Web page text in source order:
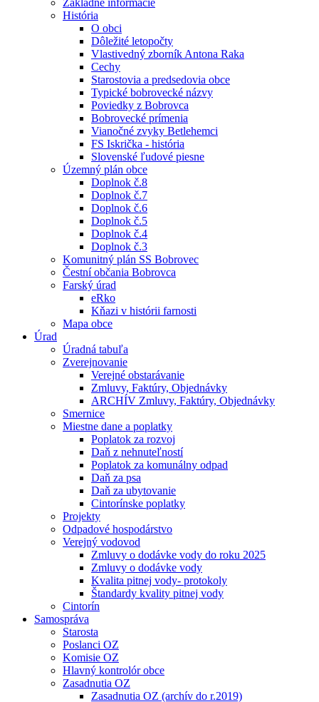
Základné informácie
História
O obci
Dôležité letopočty
Vlastivedný zborník Antona Raka
Cechy
Starostovia a predsedovia obce
Typické bobrovecké názvy
Poviedky z Bobrovca
Bobrovecké prímenia
Vianočné zvyky Betlehemci
FS Iskrička - história
Slovenské ľudové piesne
Územný plán obce
Doplnok č.8
Doplnok č.7
Doplnok č.6
Doplnok č.5
Doplnok č.4
Doplnok č.3
Komunitný plán SS Bobrovec
Čestní občania Bobrovca
Farský úrad
eRko
Kňazi v histórii farnosti
Mapa obce
Úrad
Úradná tabuľa
Zverejnovanie
Verejné obstarávanie
Zmluvy, Faktúry, Objednávky
ARCHÍV Zmluvy, Faktúry, Objednávky
Smernice
Miestne dane a poplatky
Poplatok za rozvoj
Daň z nehnuteľností
Poplatok za komunálny odpad
Daň za psa
Daň za ubytovanie
Cintorínske poplatky
Projekty
Odpadové hospodárstvo
Verejný vodovod
Zmluvy o dodávke vody do roku 2025
Zmluvy o dodávke vody
Kvalita pitnej vody- protokoly
Štandardy kvality pitnej vody
Cintorín
Samospráva
Starosta
Poslanci OZ
Komisie OZ
Hlavný kontrolór obce
Zasadnutia OZ
Zasadnutia OZ (archív do r.2019)